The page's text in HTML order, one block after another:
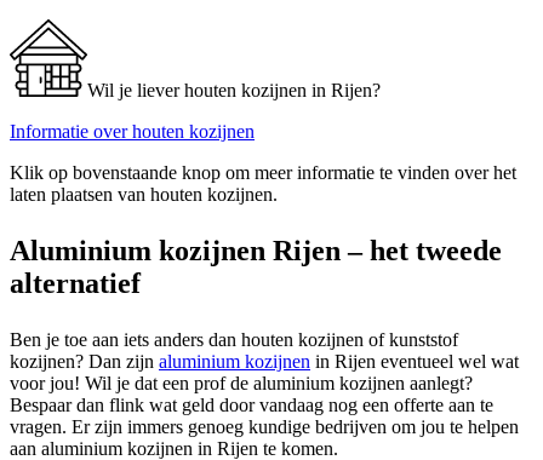
Wil je liever houten kozijnen in Rijen?
Informatie over houten kozijnen
Klik op bovenstaande knop om meer informatie te vinden over het
laten plaatsen van houten kozijnen.
Aluminium kozijnen Rijen – het tweede
alternatief
Ben je toe aan iets anders dan houten kozijnen of kunststof
kozijnen? Dan zijn aluminium kozijnen in Rijen eventueel wel wat
voor jou! Wil je dat een prof de aluminium kozijnen aanlegt?
Bespaar dan flink wat geld door vandaag nog een offerte aan te
vragen. Er zijn immers genoeg kundige bedrijven om jou te helpen
aan aluminium kozijnen in Rijen te komen.